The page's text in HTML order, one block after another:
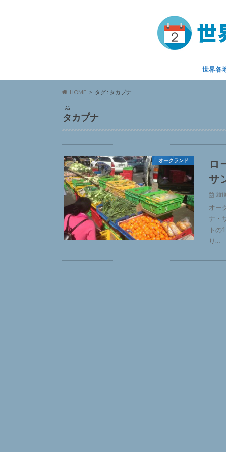
世界各
HOME タグ : タカプナ
TAG
タカプナ
オークランド
ロ
サ
オー
ナ・
トの
り…